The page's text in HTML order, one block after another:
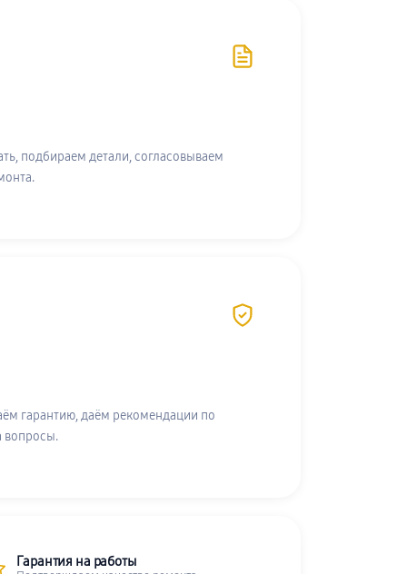
подбираем детали, согласовываем
гарантию, даём рекомендации по
вопросы.
Гарантия на работы